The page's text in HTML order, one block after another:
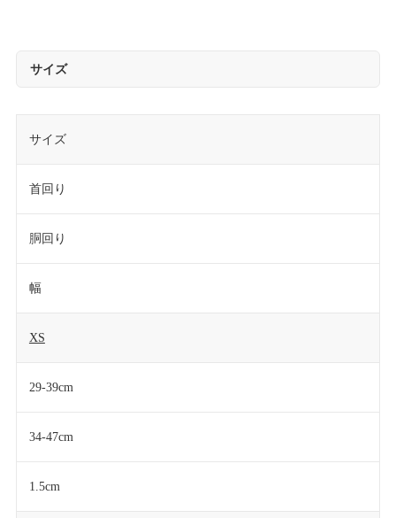
サイズ
サイズ
首回り
胴回り
幅
XS
29-39cm
34-47cm
1.5cm